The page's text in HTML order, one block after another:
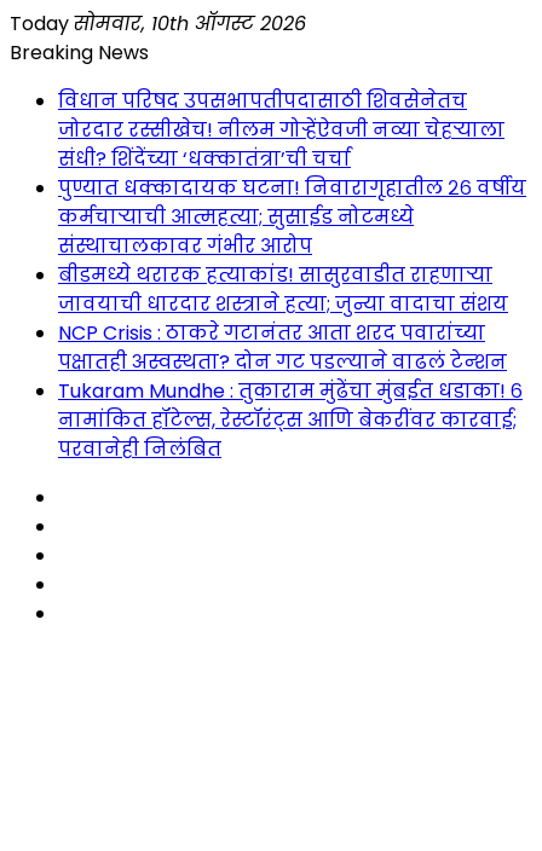
Skip
to
Todayसोमवार, 10th ऑगस्ट 2026
Breaking News
विधान परिषद उपसभापतीपदासाठी शिवसेनेतच
जोरदार रस्सीखेच! नीलम गोऱ्हेंऐवजी नव्या चेहऱ्याला
संधी? शिंदेंच्या ‘धक्कातंत्रा’ची चर्चा
पुण्यात धक्कादायक घटना! निवारागृहातील २६ वर्षीय
कर्मचाऱ्याची आत्महत्या; सुसाईड नोटमध्ये
संस्थाचालकावर गंभीर आरोप
बीडमध्ये थरारक हत्याकांड! सासुरवाडीत राहणाऱ्या
जावयाची धारदार शस्त्राने हत्या; जुन्या वादाचा संशय
NCP Crisis : ठाकरे गटानंतर आता शरद पवारांच्या
पक्षातही अस्वस्थता? दोन गट पडल्याने वाढलं टेन्शन
Tukaram Mundhe : तुकाराम मुंढेंचा मुंबईत धडाका! ६
नामांकित हॉटेल्स, रेस्टॉरंट्स आणि बेकरींवर कारवाई;
परवानेही निलंबित